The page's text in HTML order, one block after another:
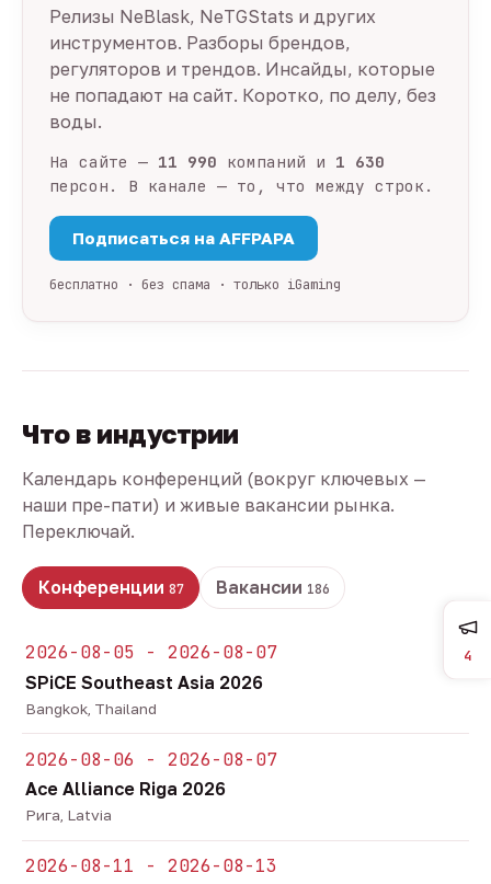
Релизы NeBlask, NeTGStats и других
инструментов. Разборы брендов,
регуляторов и трендов. Инсайды, которые
не попадают на сайт. Коротко, по делу, без
воды.
На сайте — 11 990 компаний и 1 630
персон. В канале — то, что между строк.
Подписаться на AFFPAPA
бесплатно · без спама · только iGaming
Что в индустрии
Календарь конференций (вокруг ключевых —
наши пре-пати) и живые вакансии рынка.
Переключай.
Конференции 87 Вакансии 186
2026-08-05 - 2026-08-07
SPiCE Southeast Asia 2026
Bangkok, Thailand
2026-08-06 - 2026-08-07
Ace Alliance Riga 2026
Рига, Latvia
2026-08-11 - 2026-08-13
4